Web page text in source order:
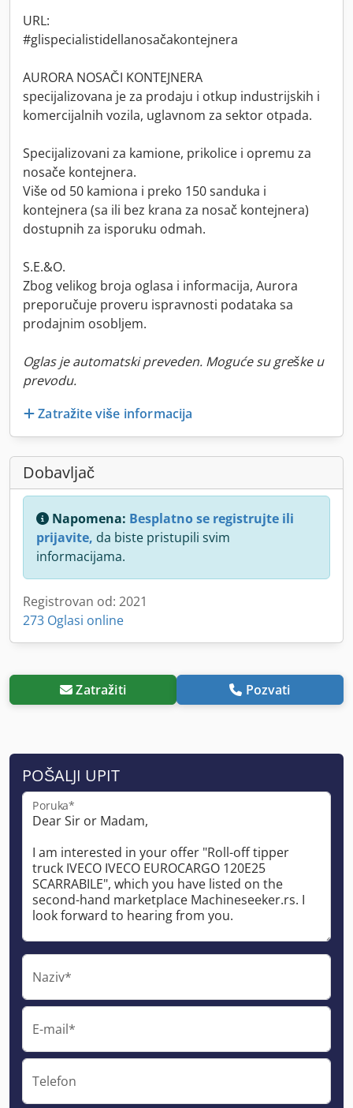
URL:
#glispecialistidellanosačakontejnera
AURORA NOSAČI KONTEJNERA
specijalizovana je za prodaju i otkup industrijskih i
komercijalnih vozila, uglavnom za sektor otpada.
Specijalizovani za kamione, prikolice i opremu za
nosače kontejnera.
Više od 50 kamiona i preko 150 sanduka i
kontejnera (sa ili bez krana za nosač kontejnera)
dostupnih za isporuku odmah.
S.E.&O.
Zbog velikog broja oglasa i informacija, Aurora
preporučuje proveru ispravnosti podataka sa
prodajnim osobljem.
Oglas je automatski preveden. Moguće su greške u
prevodu.
Zatražite više informacija
Dobavljač
Napomena: Besplatno se registrujte ili
prijavite, da biste pristupili svim
informacijama.
Registrovan od: 2021
273 Oglasi online
Zatražiti Pozvati
POŠALJI UPIT
Poruka*
Naziv*
E-mail*
Telefon